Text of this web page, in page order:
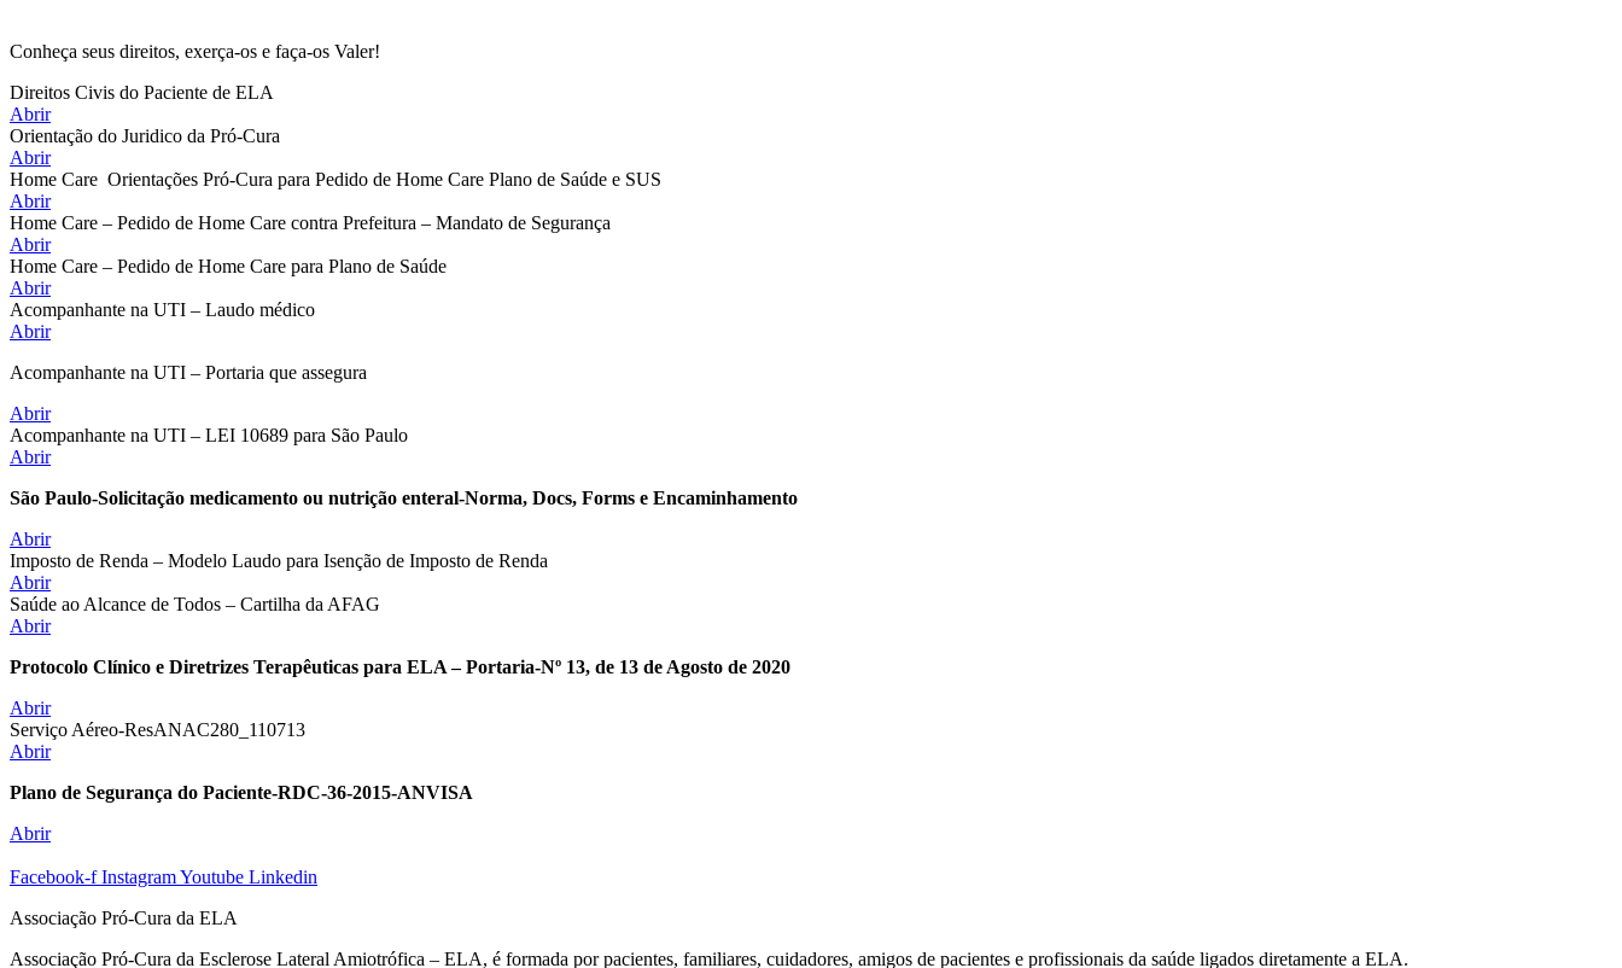
Conheça seus direitos, exerça-os e faça-os Valer!
Direitos Civis do Paciente de ELA
Abrir
Orientação do Juridico da Pró-Cura
Abrir
Home Care Orientações Pró-Cura para Pedido de Home Care Plano de Saúde e SUS
Abrir
Home Care – Pedido de Home Care contra Prefeitura – Mandato de Segurança
Abrir
Home Care – Pedido de Home Care para Plano de Saúde
Abrir
Acompanhante na UTI – Laudo médico
Abrir
Acompanhante na UTI – Portaria que assegura
Abrir
Acompanhante na UTI – LEI 10689 para São Paulo
Abrir
São Paulo-Solicitação medicamento ou nutrição enteral-Norma, Docs, Forms e Encaminhamento
Abrir
Imposto de Renda – Modelo Laudo para Isenção de Imposto de Renda
Abrir
Saúde ao Alcance de Todos – Cartilha da AFAG
Abrir
Protocolo Clínico e Diretrizes Terapêuticas para ELA – Portaria-Nº 13, de 13 de Agosto de 2020
Abrir
Serviço Aéreo-ResANAC280_110713
Abrir
Plano de Segurança do Paciente-RDC-36-2015-ANVISA
Abrir
Facebook-f InstagramYoutube Linkedin
Associação Pró-Cura da ELA
Associação Pró-Cura da Esclerose Lateral Amiotrófica – ELA, é formada por pacientes, familiares, cuidadores, amigos de pacientes e profissionais da saúde ligados diretamente a ELA.